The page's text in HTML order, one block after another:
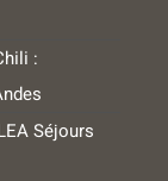
:
Séjours